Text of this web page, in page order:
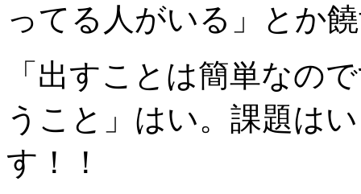
ってる人がいる」とか
「出すことは簡単なの
うこと」はい。課題は
す！！